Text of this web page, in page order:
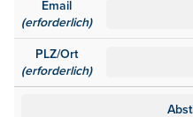
Email
(erforderlich)
PLZ/Ort
(erforderlich)